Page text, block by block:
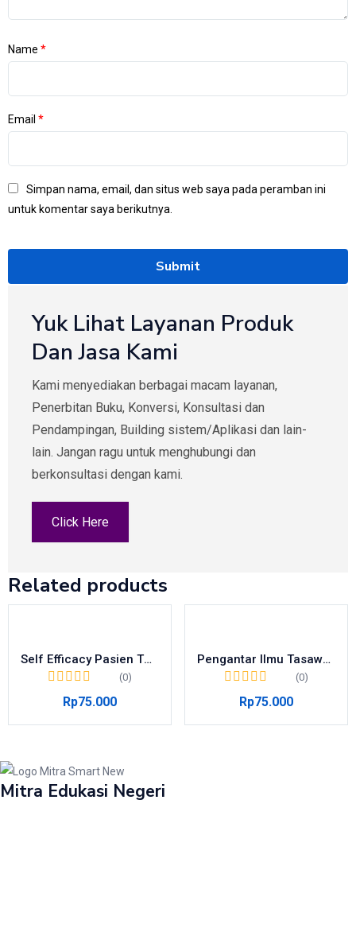
Name *
Email *
Simpan nama, email, dan situs web saya pada peramban ini
untuk komentar saya berikutnya.
Yuk Lihat Layanan Produk
Dan Jasa Kami
Kami menyediakan berbagai macam layanan,
Penerbitan Buku, Konversi, Konsultasi dan
Pendampingan, Building sistem/Aplikasi dan lain-
lain. Jangan ragu untuk menghubungi dan
berkonsultasi dengan kami.
Click Here
Related products
Self Efficacy Pasien TB Paru
(0)
Rp75.000
Pengantar Ilmu Tasawuf 1
(0)
Rp75.000
Mitra Edukasi Negeri